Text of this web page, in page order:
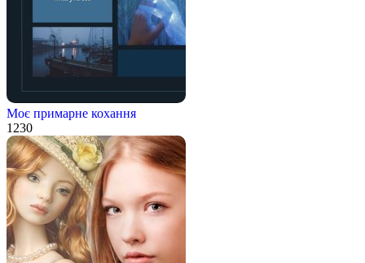
Моє примарне кохання
1 230